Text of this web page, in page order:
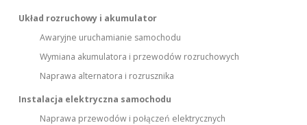
Układ rozruchowy i akumulator
Awaryjne uruchamianie samochodu
Wymiana akumulatora i przewodów rozruchowych
Naprawa alternatora i rozrusznika
Instalacja elektryczna samochodu
Naprawa przewodów i połączeń elektrycznych